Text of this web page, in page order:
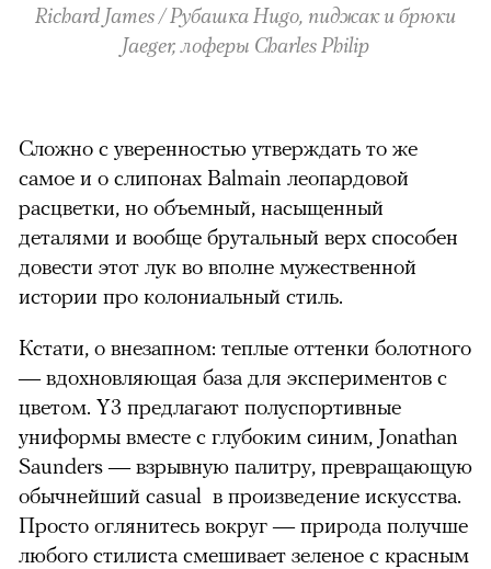
Richard James / Рубашка Hugo, пиджак и брюки
Jaeger, лоферы Charles Philip
Сложно с уверенностью утверждать то же
самое и о слипонах Balmain леопардовой
расцветки, но объемный, насыщенный
деталями и вообще брутальный верх способен
довести этот лук во вполне мужественной
истории про колониальный стиль.
Кстати, о внезапном: теплые оттенки болотного
— вдохновляющая база для экспериментов с
цветом. Y3 предлагают полуспортивные
униформы вместе с глубоким синим, Jonathan
Saunders — взрывную палитру, превращающую
обычнейший casual в произведение искусства.
Просто оглянитесь вокруг — природа получше
любого стилиста смешивает зеленое с красным